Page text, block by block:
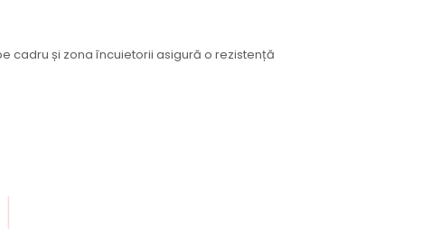
cadru și zona încuietorii asigură o rezistență